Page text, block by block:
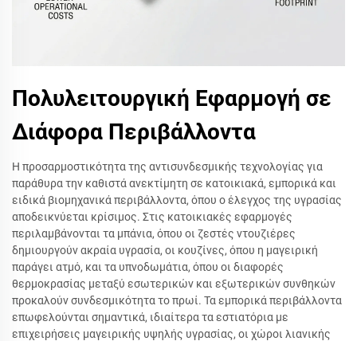
Πολυλειτουργική Εφαρμογή σε
Διάφορα Περιβάλλοντα
Η προσαρμοστικότητα της αντισυνδεσμικής τεχνολογίας για
παράθυρα την καθιστά ανεκτίμητη σε κατοικιακά, εμπορικά και
ειδικά βιομηχανικά περιβάλλοντα, όπου ο έλεγχος της υγρασίας
αποδεικνύεται κρίσιμος. Στις κατοικιακές εφαρμογές
περιλαμβάνονται τα μπάνια, όπου οι ζεστές ντουζιέρες
δημιουργούν ακραία υγρασία, οι κουζίνες, όπου η μαγειρική
παράγει ατμό, και τα υπνοδωμάτια, όπου οι διαφορές
θερμοκρασίας μεταξύ εσωτερικών και εξωτερικών συνθηκών
προκαλούν συνδεσμικότητα το πρωί. Τα εμπορικά περιβάλλοντα
επωφελούνται σημαντικά, ιδιαίτερα τα εστιατόρια με
επιχειρήσεις μαγειρικής υψηλής υγρασίας, οι χώροι λιανικής